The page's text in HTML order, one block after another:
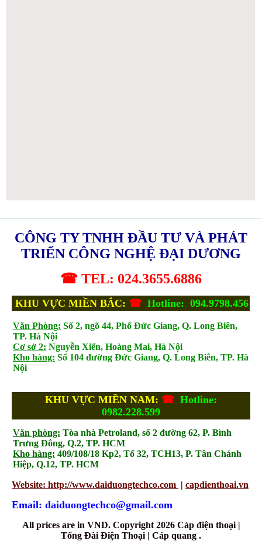
CÔNG TY TNHH ĐẦU TƯ VÀ PHÁT
TRIỂN CÔNG NGHỆ ĐẠI DƯƠNG
☎ TEL: 024.3655.6886
KHU VỰC MIỀN BẮC: ☎ Hotline: 094.9798.456
Văn Phòng: Số 2, ngõ 44, Phố Đức Giang, Q. Long Biên,
TP. Hà Nội
Cơ sở 2: Nguyễn Xiển, Hoàng Mai, Hà Nội
Kho hàng: Số 104 đường Đức Giang, Q. Long Biên, TP. Hà
Nội
KHU VỰC MIỀN NAM: ☎ Hotline:
0982.228.599
Văn phòng: Tòa nhà Petroland, số 2 đường 62, P. Bình
Trưng Đông, Q.2, TP. HCM
Kho hàng: 409/108/18 Kp2, Tổ 32, TCH13, P. Tân Chánh
Hiệp, Q.12, TP. HCM
Website: http://www.daiduongtechco.com | capdienthoai.vn
Email: daiduongtechco@gmail.com
All prices are in VND. Copyright 2026 Cáp điện thoại |
Tổng Đài Điện Thoại | Cáp quang .